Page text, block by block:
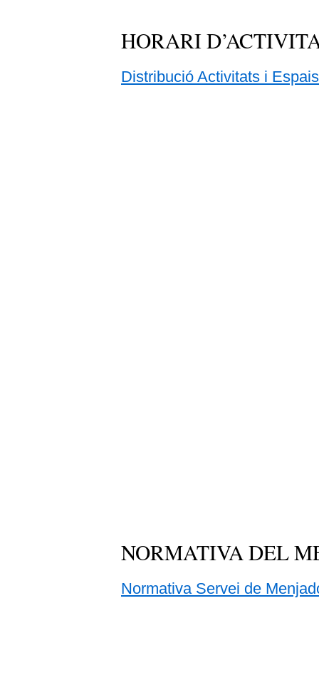
HORARI
Distribució Activitats i
NORMATIVA DEL
Normativa Servei de